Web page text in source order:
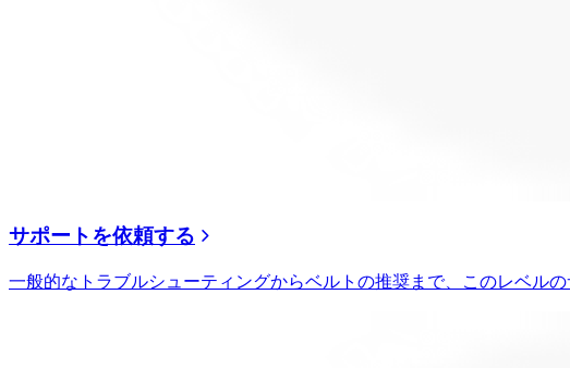
サポートを依頼する
一般的なトラブルシューティングからベルトの推奨まで、このレベル